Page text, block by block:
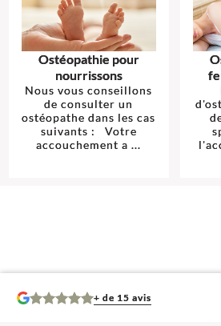
Ostéopathie pour
nourrissons
Nous vous conseillons
de consulter un
ostéopathe dans les cas
suivants : Votre
accouchement a ...
+ de 15 avis